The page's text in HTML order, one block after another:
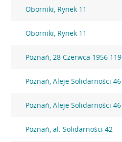
Oborniki, Rynek 11
Oborniki, Rynek 11
Poznań, 28 Czerwca 1956 119
Poznań, Aleje Solidarności 46
Poznań, Aleje Solidarności 46
Poznań, al. Solidarności 42